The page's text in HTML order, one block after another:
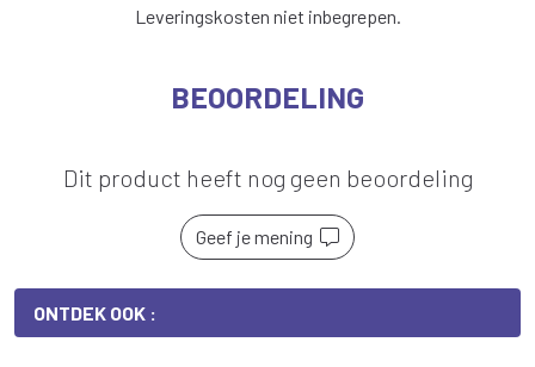
Leveringskosten niet inbegrepen.
BEOORDELING
Dit product heeft nog geen beoordeling
Geef je mening
ONTDEK OOK :